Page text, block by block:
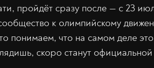
пройдёт сразу после — с 23
к олимпийскому
понимаем, что на самом деле
скоро станут официальной